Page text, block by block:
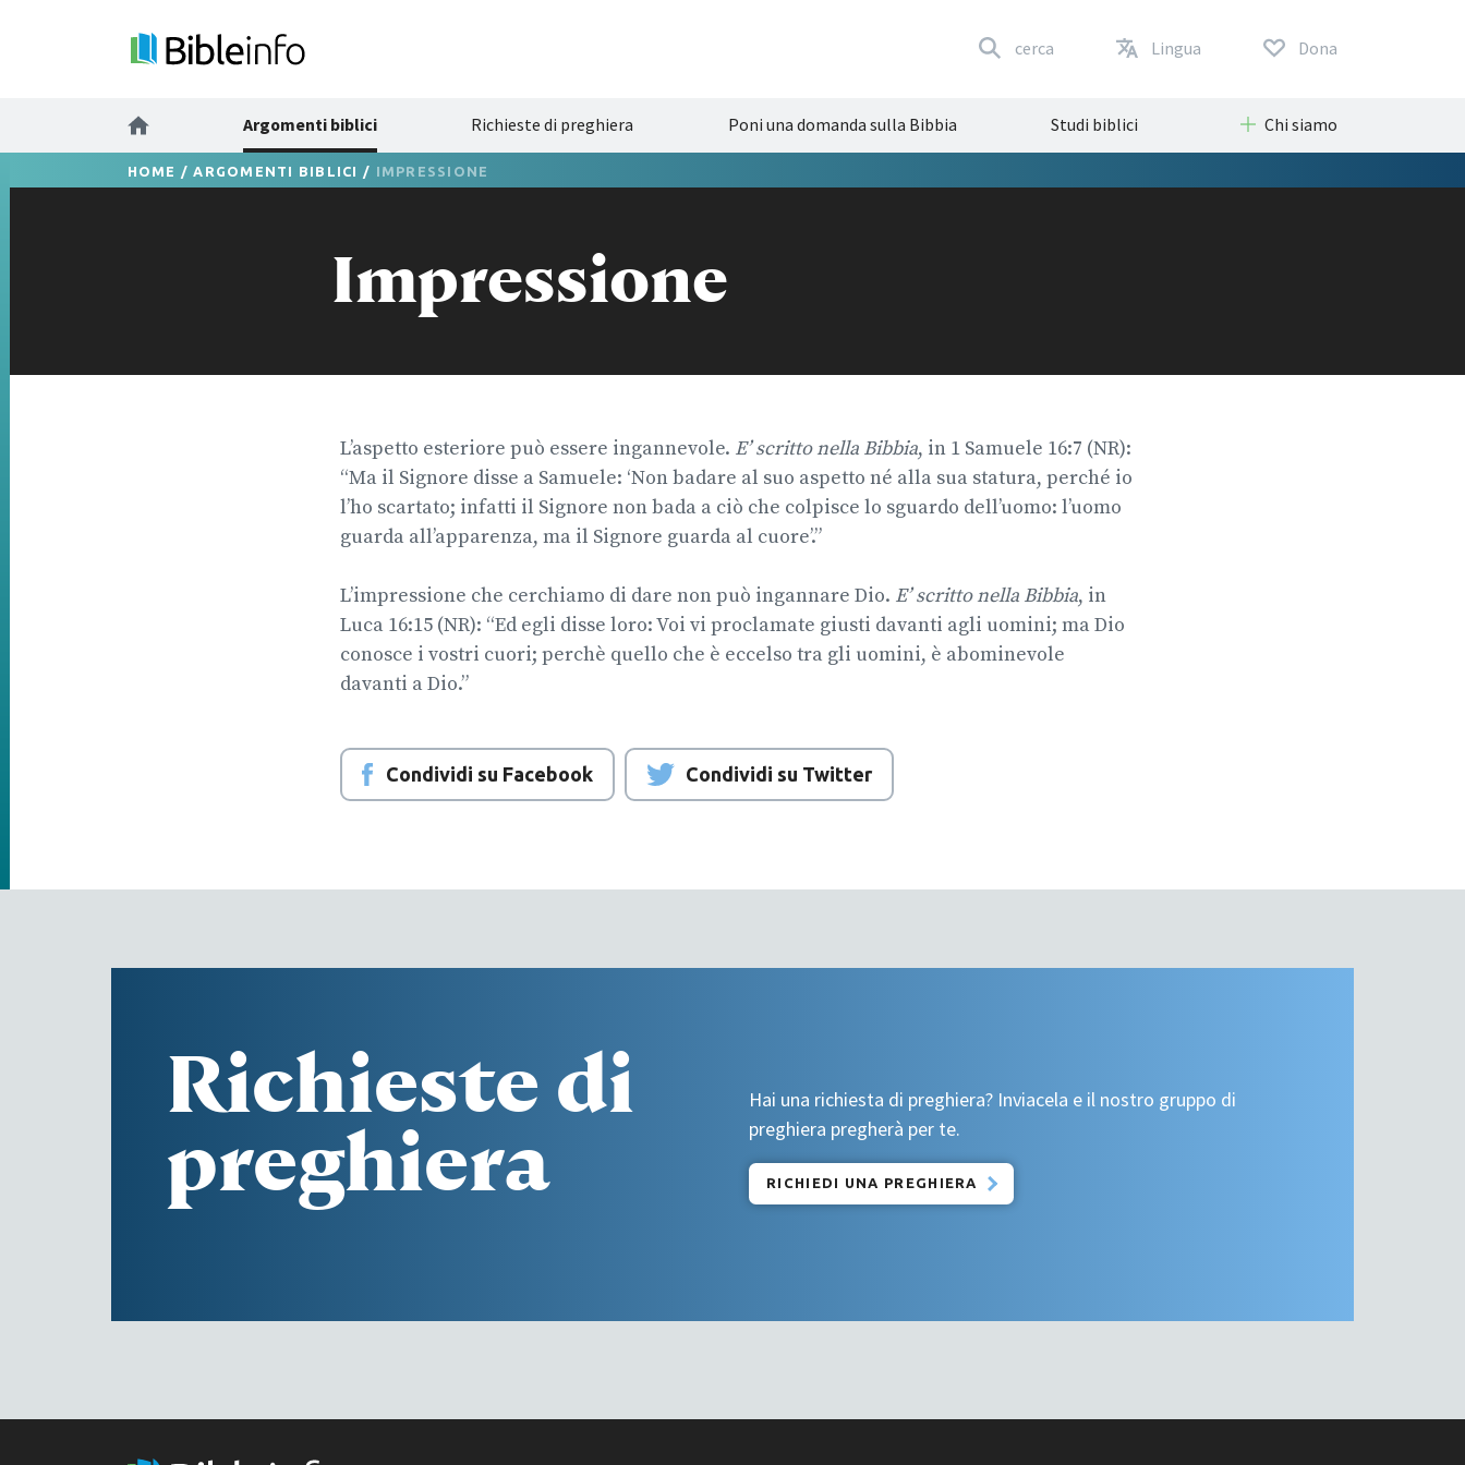
cerca Lingua Dona
Argomenti biblici Richieste di preghiera Poni una domanda sulla Bibbia Studi biblici Chi siamo
HOME / ARGOMENTI BIBLICI / IMPRESSIONE
Impressione
L’aspetto esteriore può essere ingannevole. E’ scritto nella Bibbia, in 1 Samuele 16:7 (NR):
“Ma il Signore disse a Samuele: ‘Non badare al suo aspetto né alla sua statura, perché io
l’ho scartato; infatti il Signore non bada a ciò che colpisce lo sguardo dell’uomo: l’uomo
guarda all’apparenza, ma il Signore guarda al cuore’.”
L’impressione che cerchiamo di dare non può ingannare Dio. E’ scritto nella Bibbia, in
Luca 16:15 (NR): “Ed egli disse loro: Voi vi proclamate giusti davanti agli uomini; ma Dio
conosce i vostri cuori; perchè quello che è eccelso tra gli uomini, è abominevole
davanti a Dio.”
Condividi su Facebook Condividi su Twitter
Richieste di
preghiera
Hai una richiesta di preghiera? Inviacela e il nostro gruppo di
preghiera pregherà per te.
RICHIEDI UNA PREGHIERA